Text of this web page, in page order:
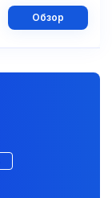
Обзор